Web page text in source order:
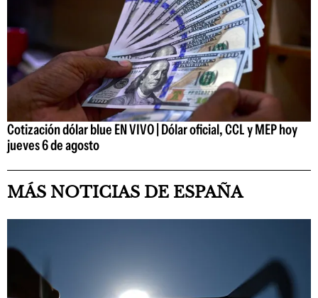
Cotización dólar blue EN VIVO | Dólar oficial, CCL y MEP hoy
jueves 6 de agosto
MÁS NOTICIAS DE ESPAÑA